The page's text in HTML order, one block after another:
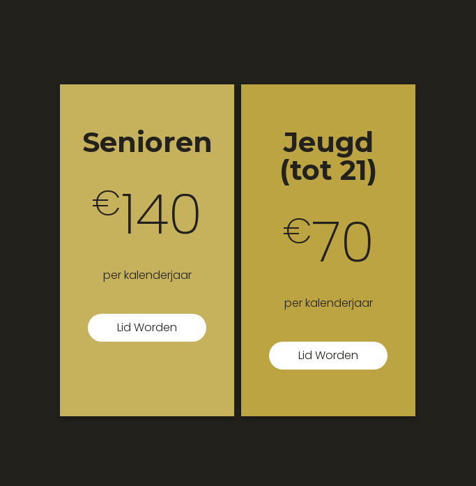
Senioren
€140
per kalenderjaar
Lid Worden
Jeugd
(tot 21)
€70
per kalenderjaar
Lid Worden